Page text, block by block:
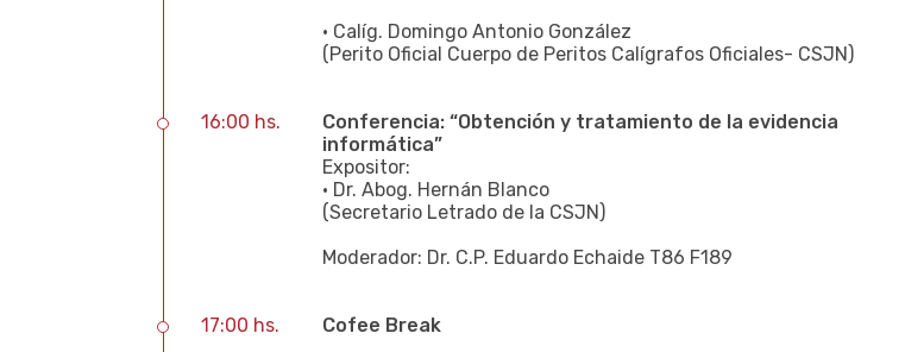
• Calíg. Domingo Antonio González
(Perito Oficial Cuerpo de Peritos Calígrafos Oficiales- CSJN)
16:00 hs.
Conferencia: “Obtención y tratamiento de la evidencia
informática”
Expositor:
• Dr. Abog. Hernán Blanco
(Secretario Letrado de la CSJN)
Moderador: Dr. C.P. Eduardo Echaide T86 F189
17:00 hs. Cofee Break